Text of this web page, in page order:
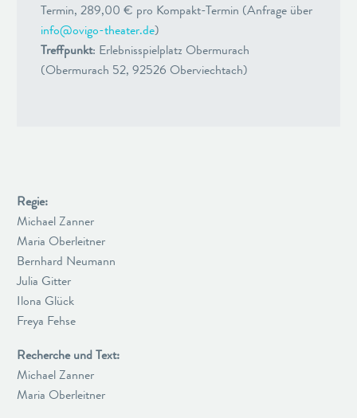
Termin, 289,00 € pro Kompakt-Termin (Anfrage über
info@ovigo-theater.de)
Treffpunkt: Erlebnisspielplatz Obermurach
(Obermurach 52, 92526 Oberviechtach)
Regie:
Michael Zanner
Maria Oberleitner
Bernhard Neumann
Julia Gitter
Ilona Glück
Freya Fehse
Recherche und Text:
Michael Zanner
Maria Oberleitner